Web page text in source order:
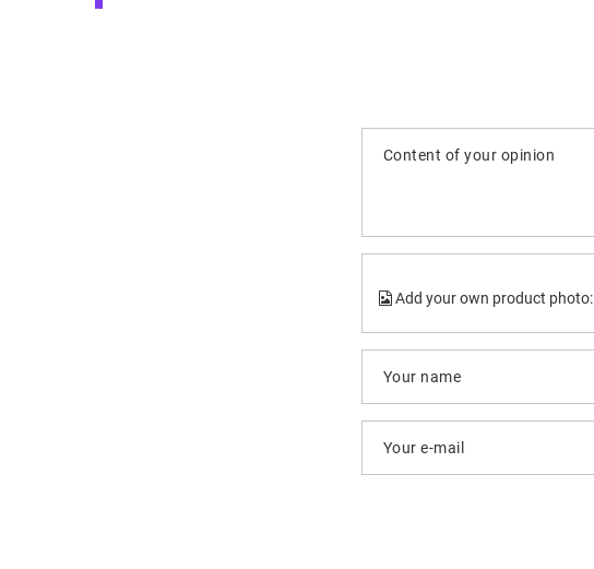
Content of your opinion
Add your own product photo:
Your name
Your e-mail